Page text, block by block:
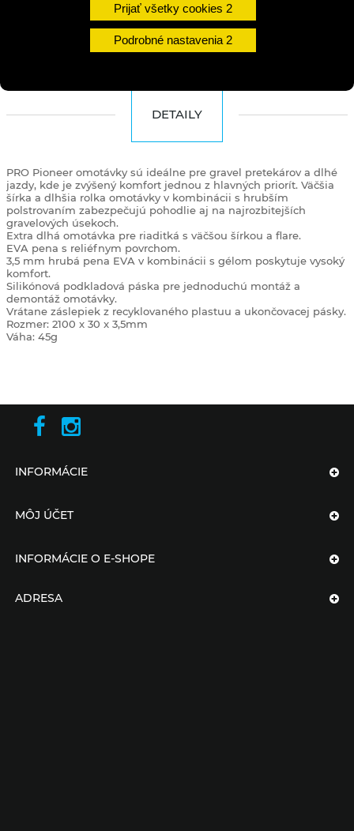
Prijať všetky cookies
Podrobné nastavenia
DO KOŠÍKA
DETAILY
PRO Pioneer omotávky sú ideálne pre gravel pretekárov a dlhé
jazdy, kde je zvýšený komfort jednou z hlavných priorít. Väčšia
šírka a dlhšia rolka omotávky v kombinácii s hrubším
polstrovaním zabezpečujú pohodlie aj na najrozbitejších
gravelových úsekoch.
Extra dlhá omotávka pre riaditká s väčšou šírkou a flare.
EVA pena s reliéfnym povrchom.
3,5 mm hrubá pena EVA v kombinácii s gélom poskytuje vysoký
komfort.
Silikónová podkladová páska pre jednoduchú montáž a
demontáž omotávky.
Vrátane záslepiek z recyklovaného plastuu a ukončovacej pásky.
Rozmer: 2100 x 30 x 3,5mm
Váha: 45g
INFORMÁCIE
MÔJ ÚČET
INFORMÁCIE O E-SHOPE
ADRESA